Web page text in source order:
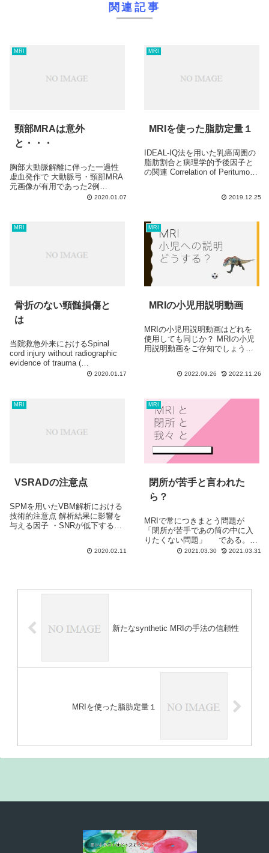
関連記事
MRI
頸部MRAは意外
と・・・
胸部大動脈解離に伴った一過性
虚血発作で 大動脈弓・頸部MRA
元画像が有用であった2例
Usefulness of source image
2020.01.07
MRI
MRIを使った脂肪定量１
IDEAL-IQ法を用いた乳癌周囲の
脂肪割合と病理学的予後因子と
の関連 Correlation of Peritumoral
2019.12.25
MRI
骨折のない頸髄損傷と
は
当院救急外来におけるSpinal
cord injury without radiographic
evidence of trauma (
SCIWORET )の検討 A study of
2020.01.17
MRI
MRIの小児用説明動画
MRIの小児用説明動画はどれを
使用しても同じか？ MRIの小児
用説明動画をご存知でしょう
や配慮を、治療や検査を受ける
怖心や不安を最小限にし、子ど
も...
2022.09.26 2022.11.26
MRI
VSRADの注意点
SPMを用いたVBM解析における
技術的注意点 解析結果に影響を
与える因子 ・SNRが低下すると
下する ・静磁場強度の相違によ
2020.02.11
MRI
閉所が苦手と言われた
ら？
MRIで常につきまとう問題が
「閉所が苦手であの筒の中に入
りたくない問題」 である。
この問題のせいで必要な検査
めに、我...
2021.03.30 2021.03.31
新たなsynthetic MRIの手法の信頼性
MRIを使った脂肪定量１